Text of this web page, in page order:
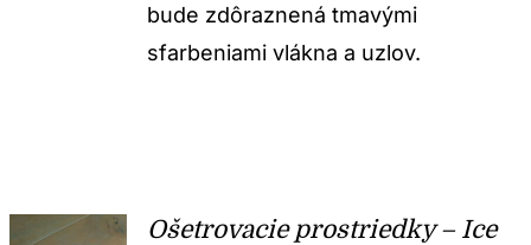
bude zdôraznená tmavými
sfarbeniami vlákna a uzlov.
Ošetrovacie prostriedky – Ice